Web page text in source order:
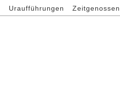
Uraufführungen Zeitgenossen